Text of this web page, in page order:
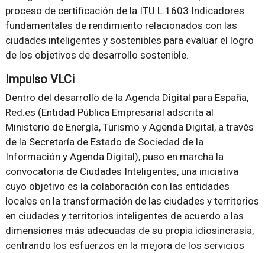
proceso de certificación de la ITU L.1603 Indicadores
fundamentales de rendimiento relacionados con las
ciudades inteligentes y sostenibles para evaluar el logro
de los objetivos de desarrollo sostenible.
Impulso VLCi
Dentro del desarrollo de la Agenda Digital para España,
Red.es (Entidad Pública Empresarial adscrita al
Ministerio de Energía, Turismo y Agenda Digital, a través
de la Secretaría de Estado de Sociedad de la
Información y Agenda Digital), puso en marcha la
convocatoria de Ciudades Inteligentes, una iniciativa
cuyo objetivo es la colaboración con las entidades
locales en la transformación de las ciudades y territorios
en ciudades y territorios inteligentes de acuerdo a las
dimensiones más adecuadas de su propia idiosincrasia,
centrando los esfuerzos en la mejora de los servicios